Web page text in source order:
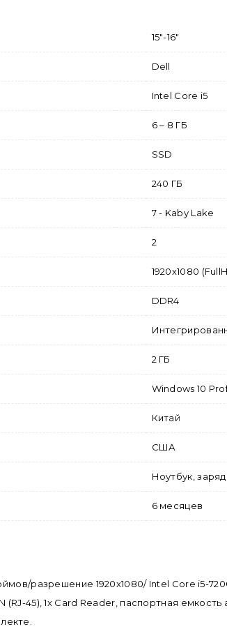
15"-16"
Dell
Intel Core i5
6 – 8 ГБ
SSD
240 ГБ
7 - Kaby Lake
2
1920x1080
DDR4
2 ГБ
Windows 10
Китай
США
Ноутбук,
6 месяцев
разрешение 1920x1080/ Intel Core i5-
(RJ-45), 1x Card Reader, паспортная